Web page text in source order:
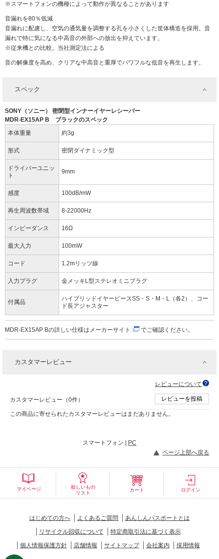
※スマートフォンの機種によって動作が異なることがあります
音漏れを80％低減
音漏れに配慮し、空気の通気量を調整する孔を小さくした筐体構造を採用。音
漏れで特に気になる中高音の外部への放出を抑えています。
※従来機との比較。当社測定法による
音の解像度を高め、クリアな中高音と重厚でパワフルな低音を再生します。
スペック
SONY（ソニー） 密閉型インナーイヤーレシーバー
MDR-EX15AP B ブラックのスペック
本体重量
約3g
形式 密閉ダイナミック型
ドライバーユニッ
ト
9mm
感度 100dB/mW
再生周波数帯域 8-22000Hz
インピーダンス 16Ω
最大入力 100mW
コード 1.2mリッツ線
入力プラグ 金メッキL型ステレオミニプラグ
付属品
ハイブリッドイヤーピースSS・S・M・L（各2）、コー
ド長アジャスター
MDR-EX15AP Bの詳しい仕様は メーカーサイト でご確認ください。
カスタマーレビュー
レビューについて
カスタマーレビュー（0件） レビューを投稿
この商品に寄せられたカスタマーレビューはまだありません。
スマートフォン |
PC
ページ上部へ戻る
マイページ
欲しいもの
リスト
カート ログイン
はじめての方へ よくあるご質問
あんしんパスポートとは
リサイクル回収について
特定商取引法に基づく表示
個人情報保護方針
店舗情報 サイトマップ 会社案内 採用情報